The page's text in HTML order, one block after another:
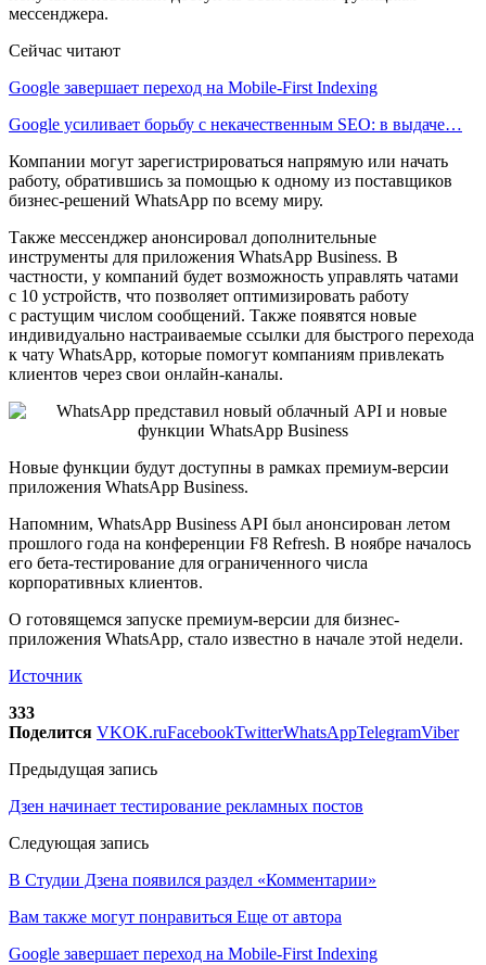
мессенджера.
Сейчас читают
Google завершает переход на Mobile-First Indexing
Google усиливает борьбу с некачественным SEO: в выдаче…
Компании могут зарегистрироваться напрямую или начать
работу, обратившись за помощью к одному из поставщиков
бизнес-решений WhatsApp по всему миру.
Также мессенджер анонсировал дополнительные
инструменты для приложения WhatsApp Business. В
частности, у компаний будет возможность управлять чатами
с 10 устройств, что позволяет оптимизировать работу
с растущим числом сообщений. Также появятся новые
индивидуально настраиваемые ссылки для быстрого перехода
к чату WhatsApp, которые помогут компаниям привлекать
клиентов через свои онлайн-каналы.
Новые функции будут доступны в рамках премиум-версии
приложения WhatsApp Business.
Напомним, WhatsApp Business API был анонсирован летом
прошлого года на конференции F8 Refresh. В ноябре началось
его бета-тестирование для ограниченного числа
корпоративных клиентов.
О готовящемся запуске премиум-версии для бизнес-
приложения WhatsApp, стало известно в начале этой недели.
Источник
333
Поделится VKOK.ruFacebookTwitterWhatsAppTelegramViber
Предыдущая запись
Дзен начинает тестирование рекламных постов
Следующая запись
В Студии Дзена появился раздел «Комментарии»
Вам также могут понравиться Еще от автора
Google завершает переход на Mobile-First Indexing